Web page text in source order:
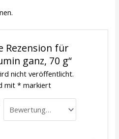
Rezension für
ganz, 70 g“
nicht veröffentlicht.
mit *markiert